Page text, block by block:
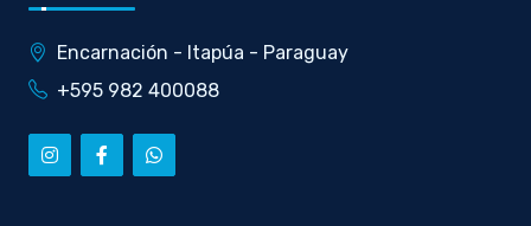
Encarnación - Itapúa - Paraguay
+595 982 400088